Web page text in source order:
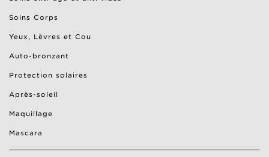
Soins Corps
Yeux, Lèvres et Cou
Auto-bronzant
Protection solaires
Après-soleil
Maquillage
Mascara